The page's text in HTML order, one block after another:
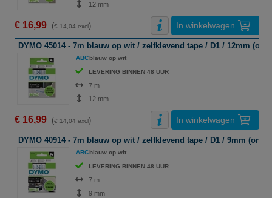
12 mm
€ 16,99 (€ 14,04 excl) In winkelwagen
DYMO 45014 - 7m blauw op wit / zelfklevend tape / D1 / 12mm
ABCblauw op wit
LEVERING BINNEN 48 UUR
7 m
12 mm
€ 16,99 (€ 14,04 excl) In winkelwagen
DYMO 40914 - 7m blauw op wit / zelfklevend tape / D1 / 9mm
ABCblauw op wit
LEVERING BINNEN 48 UUR
7 m
9 mm